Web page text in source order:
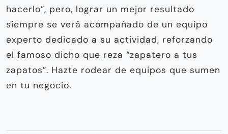
hacerlo”, pero, lograr un mejor resultado
siempre se verá acompañado de un equipo
experto dedicado a su actividad, reforzando
el famoso dicho que reza “zapatero a tus
zapatos”. Hazte rodear de equipos que sumen
en tu negocio.